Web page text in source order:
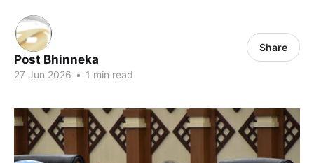
Post Bhinneka
27 Jun 2026 • 1 min read
Share